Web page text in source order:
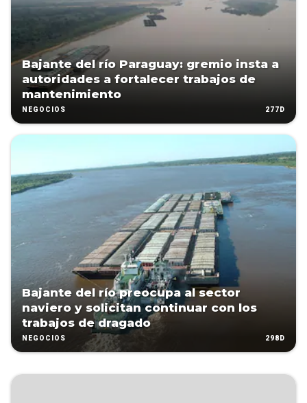
Bajante del río Paraguay: gremio insta a
autoridades a fortalecer trabajos de
mantenimiento
NEGOCIOS 277D
Bajante del río preocupa al sector
naviero y solicitan continuar con los
trabajos de dragado
NEGOCIOS 298D